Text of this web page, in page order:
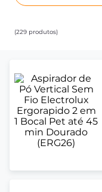
229 produtos